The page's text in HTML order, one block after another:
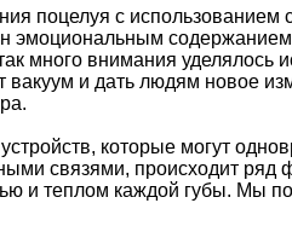
поцелуя с
эмоциональным
много внимания
вакуум и дать людям новое
которые могут
связями, происходит ряд
и теплом каждой губы. Мы